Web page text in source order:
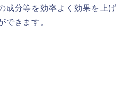
成分等を効率よく効果を上げ
できます。